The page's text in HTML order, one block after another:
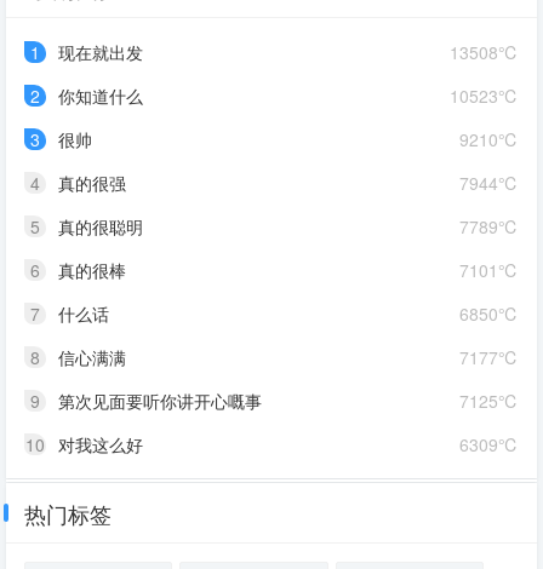
13508℃
1
现在就出发
10523℃
2
你知道什么
9210℃
3
很帅
7944℃
4
真的很强
7789℃
5
真的很聪明
7101℃
6
真的很棒
6850℃
7
什么话
7177℃
8
信心满满
7125℃
9
第次见面要听你讲开心嘅事
6309℃
10 对我这么好
热门标签